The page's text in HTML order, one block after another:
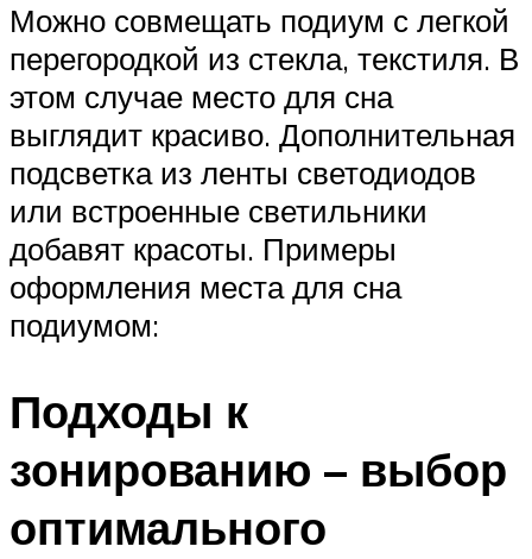
Можно совмещать подиум с легкой
перегородкой из стекла, текстиля. В
этом случае место для сна
выглядит красиво. Дополнительная
подсветка из ленты светодиодов
или встроенные светильники
добавят красоты. Примеры
оформления места для сна
подиумом:
Подходы к
зонированию – выбор
оптимального